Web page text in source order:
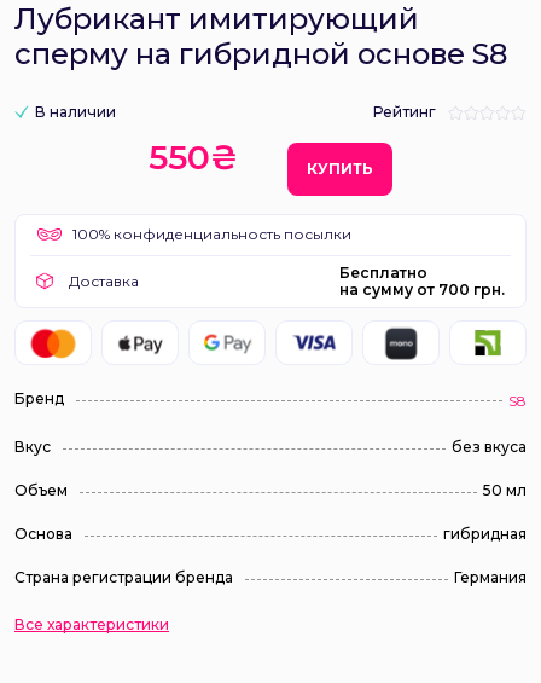
Лубрикант имитирующий
сперму на гибридной основе S8
В наличии Рейтинг
550₴ КУПИТЬ
100% конфиденциальность посылки
Доставка
Бесплатно
на сумму от 700 грн.
Бренд S8
Вкус без вкуса
Объем 50 мл
Основа гибридная
Страна регистрации бренда Германия
Все характеристики